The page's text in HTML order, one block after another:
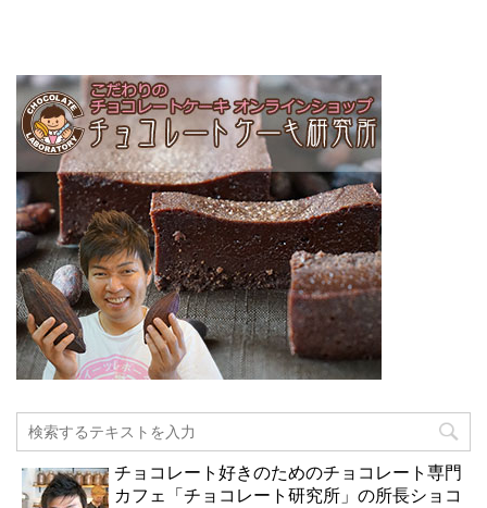
チョコレート好きのためのチョコレート専門
カフェ「チョコレート研究所」の所長ショコ